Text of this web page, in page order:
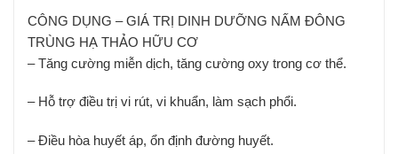
CÔNG DỤNG – GIÁ TRỊ DINH DƯỠNG NẤM ĐÔNG
TRÙNG HẠ THẢO HỮU CƠ
– Tăng cường miễn dịch, tăng cường oxy trong cơ thể.
– Hỗ trợ điều trị vi rút, vi khuẩn, làm sạch phổi.
– Điều hòa huyết áp, ổn định đường huyết.